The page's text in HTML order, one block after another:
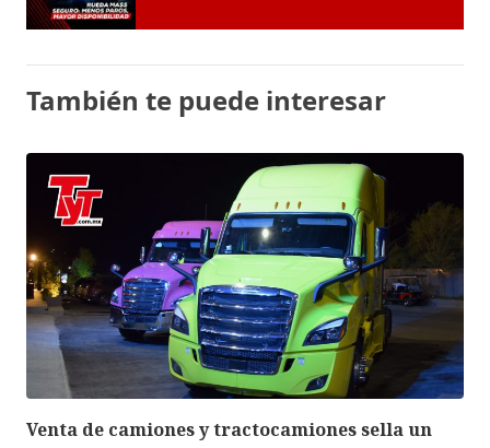
También te puede interesar
Venta de camiones y tractocamiones sella un